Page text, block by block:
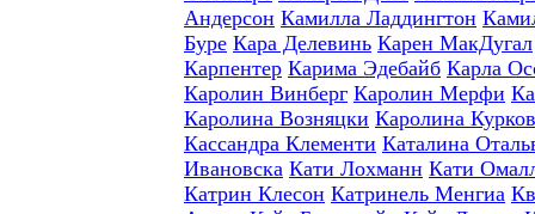
Андерсон Камилла Ладдингтон
Буре Кара Делевинь Карен МакДугал
Карпентер Карима Эдебайб Карла
Каролин Винберг Каролин Мерфи
Каролина Возняцки Каролина
Кассандра Клементи Каталина
Ивановска Кати Лохманн Кати
Катрин Клесон Катринель Менгиа